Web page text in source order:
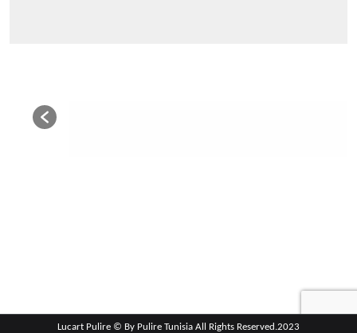
Lucart Pulire © By Pulire Tunisia All Rights Reserved.2023